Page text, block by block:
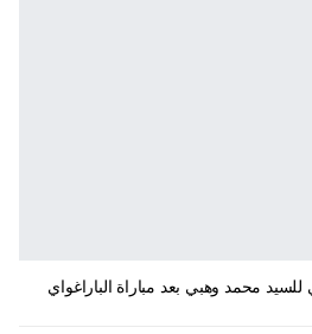
محمد وهبي بعد مباراة الباراغواي